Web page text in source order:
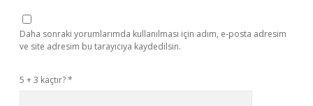
Daha sonraki yorumlarımda kullanılması için adım, e-posta adresim
ve site adresim bu tarayıcıya kaydedilsin.
5 + 3 kaçtır?*